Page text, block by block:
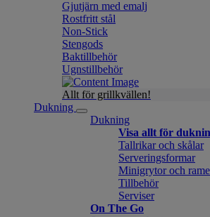
Gjutjärn med emalj
Rostfritt stål
Non-Stick
Stengods
Baktillbehör
Ugnstillbehör
Allt för grillkvällen!
Dukning
Dukning
Visa allt för
Tallrikar och skålar
Serveringsformar
Minigrytor och
Tillbehör
Serviser
On The Go